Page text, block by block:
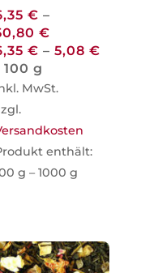
€ –
€
€ –5,08€
100 g
MwSt.
enthält:
g – 1000g